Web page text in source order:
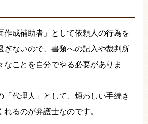
作成補助者」として依頼人の行為を
ぎないので、書類への記入や裁判所
なことを自分でやる必要がありま
「代理人」として、煩わしい手続き
れるのが弁護士なのです。